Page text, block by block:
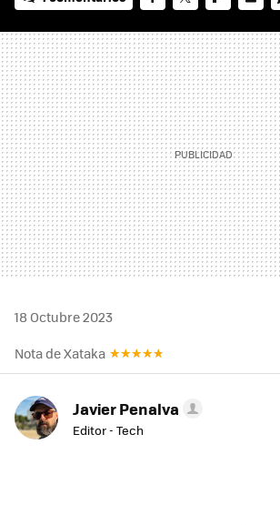
MAIL
18 Octubre 2023
Nota de Xataka
Javier Penalva
Editor - Tech